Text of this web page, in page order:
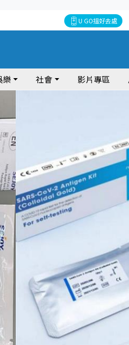
U GO搵好去處
樂 社會 影片專區